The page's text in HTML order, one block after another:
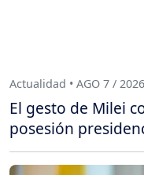
Actualidad • AGO 7 / 2026
El gesto de Milei
posesión